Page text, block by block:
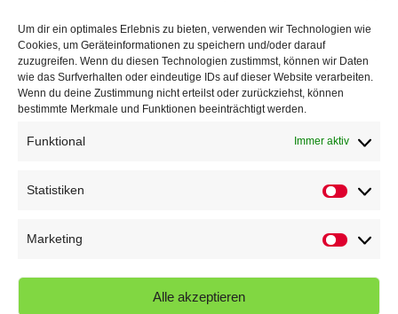
Um dir ein optimales Erlebnis zu bieten, verwenden wir Technologien wie
Cookies, um Geräteinformationen zu speichern und/oder darauf
zuzugreifen. Wenn du diesen Technologien zustimmst, können wir Daten
wie das Surfverhalten oder eindeutige IDs auf dieser Website verarbeiten.
Wenn du deine Zustimmung nicht erteilst oder zurückziehst, können
bestimmte Merkmale und Funktionen beeinträchtigt werden.
Funktional Immer aktiv
Statistiken
Marketing
Alle akzeptieren
Veranstaltungen
Höffner Run
Kindersportfest